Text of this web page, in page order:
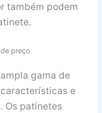
também podem
preço
gama de
e
Os patinetes